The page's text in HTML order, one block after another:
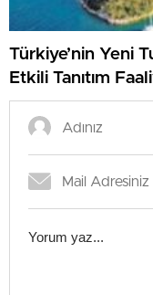
Türkiye’nin Yeni
Etkili Tanıtım